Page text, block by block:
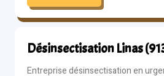
Désinsectisation Linas
Entreprise désinsectisation en